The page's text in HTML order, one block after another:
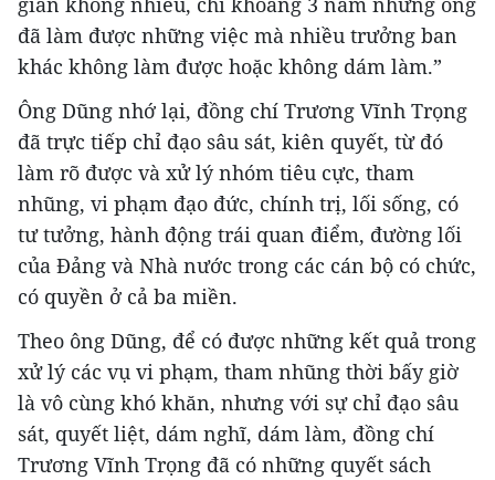
đã làm được những việc mà nhiều trưởng ban
khác không làm được hoặc không dám làm.”
Ông Dũng nhớ lại, đồng chí Trương Vĩnh Trọng
đã trực tiếp chỉ đạo sâu sát, kiên quyết, từ đó
làm rõ được và xử lý nhóm tiêu cực, tham
nhũng, vi phạm đạo đức, chính trị, lối sống, có
tư tưởng, hành động trái quan điểm, đường lối
của Đảng và Nhà nước trong các cán bộ có chức,
có quyền ở cả ba miền.
Theo ông Dũng, để có được những kết quả trong
xử lý các vụ vi phạm, tham nhũng thời bấy giờ
là vô cùng khó khăn, nhưng với sự chỉ đạo sâu
sát, quyết liệt, dám nghĩ, dám làm, đồng chí
Trương Vĩnh Trọng đã có những quyết sách